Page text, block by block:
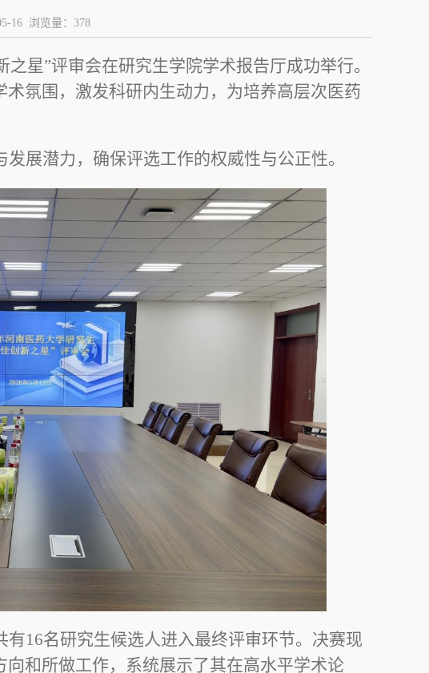
16 浏览量： 378
之星”评审会在研究生学院学术报告厅成功举行。
氛围，激发科研内生动力，为培养高层次医药
展潜力，确保评选工作的权威性与公正性。
有16名研究生候选人进入最终评审环节。决赛现
和所做工作，系统展示了其在高水平学术论